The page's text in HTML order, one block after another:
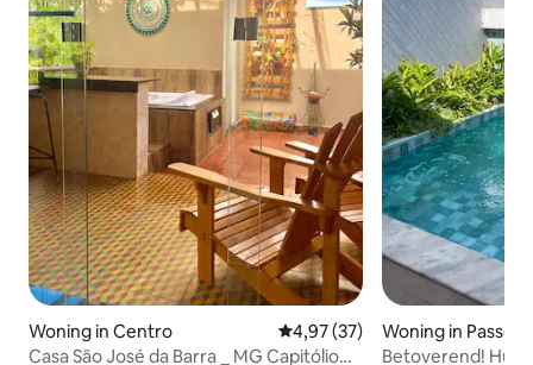
Woning in Centro Gemiddelde beoordeling van
4,97 (37)
Casa São José da Barra _ MG Capitólio
Woning in Passos
Betoverend!